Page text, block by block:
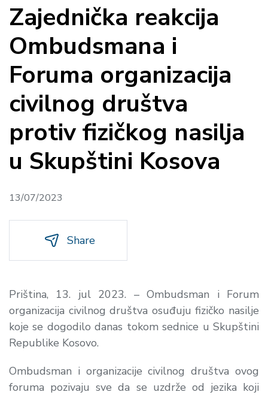
Zajednička reakcija
Ombudsmana i
Foruma organizacija
civilnog društva
protiv fizičkog nasilja
u Skupštini Kosova
13/07/2023
Share
Priština, 13. jul 2023. – Ombudsman i Forum
organizacija civilnog društva osuđuju fizičko nasilje
koje se dogodilo danas tokom sednice u Skupštini
Republike Kosovo.
Ombudsman i organizacije civilnog društva ovog
foruma pozivaju sve da se uzdrže od jezika koji